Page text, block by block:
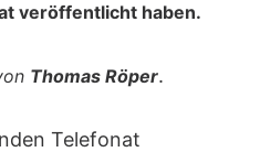
veröffentlicht haben.
Thomas Röper.
Telefonat